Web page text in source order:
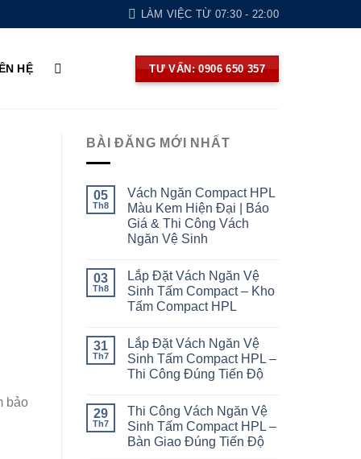
LÀM VIỆC TỪ 07:30 - 22:00
HỆ TƯ VẤN: 0906 650 357
bảo
BÀI ĐĂNG MỚI NHẤT
05
Th8
Vách Ngăn Compact HPL
Màu Kem Hiện Đại | Báo
Giá & Thi Công Vách
Ngăn Vệ Sinh
03
Th8
Lắp Đặt Vách Ngăn Vệ
Sinh Tấm Compact – Kho
Tấm Compact HPL
31
Th7
Lắp Đặt Vách Ngăn Vệ
Sinh Tấm Compact HPL –
Thi Công Đúng Tiến Độ
29
Th7
Thi Công Vách Ngăn Vệ
Sinh Tấm Compact HPL –
Bàn Giao Đúng Tiến Độ